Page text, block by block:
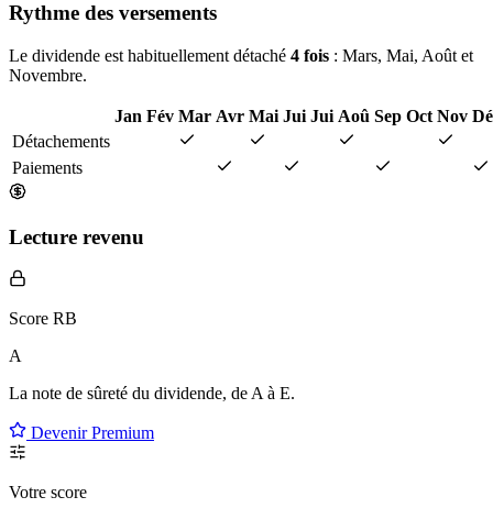
Rythme des versements
Le dividende est habituellement détaché 4 fois : Mars, Mai, Août et
Novembre.
Jan Fév Mar Avr Mai Jui Jui Aoû Sep Oct Nov
Détachements
Paiements
Lecture revenu
Score RB
A
La note de sûreté du dividende, de A à E.
Devenir Premium
Votre score